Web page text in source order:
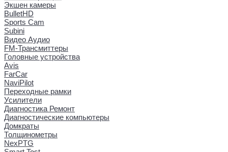
Экшен камеры
BulletHD
Sports Cam
Subini
Видео Аудио
FM-Трансмиттеры
Головные устройства
Avis
FarCar
NaviPilot
Переходные рамки
Усилители
Диагностика Ремонт
Диагностические компьютеры
Домкраты
Толщинометры
NexPTG